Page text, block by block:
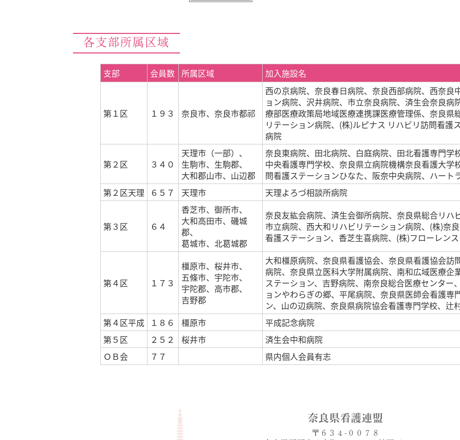
各支部所属区域
支部 会員数 所属区域 加入施設名
第１区 １９３ 奈良市、奈良市都祁
西の京病院、奈良春日病院、奈良西部病院、西奈良
ョン病院、沢井病院、市立奈良病院、済生会奈良病
療部医療政策局地域医療連携課医療管理係、奈良県
リテーション病院、(株)ルピナス リハビリ訪問看護
病院
第２区 ３４０
天理市（一部）、
生駒市、生駒郡、
大和郡山市、山辺郡
奈良東病院、田北病院、白庭病院、田北看護専門学
中央看護専門学校、奈良県立病院機構奈良看護大学
問看護ステーションひなた、阪奈中央病院、ハート
第２区天理
６５７ 天理市 天理よろづ相談所病院
第３区 ６４
香芝市、御所市、
大和高田市、磯城
郡、
葛城市、北葛城郡
奈良友紘会病院、済生会御所病院、奈良県総合リハ
市立病院、西大和リハビリテーション病院、(株)奈
看護ステーション、香芝生喜病院、(株)フローレン
第４区 １７３
橿原市、桜井市、
五條市、宇陀市、
宇陀郡、高市郡、
吉野郡
大和橿原病院、奈良県看護協会、奈良県看護協会訪
病院、奈良県立医科大学附属病院、南和広域医療企
ステーション、吉野病院、南奈良総合医療センター
ョンやわらぎの郷、平尾病院、奈良県医師会看護専
ン、山の辺病院、奈良県病院協会看護専門学校、辻
第４区平成
１８６ 橿原市
平成記念病院
第５区
２５２ 桜井市
済生会中和病院
ＯＢ会
７７ 県内個人会員有志
奈良県看護連盟
〒６３４-００７８